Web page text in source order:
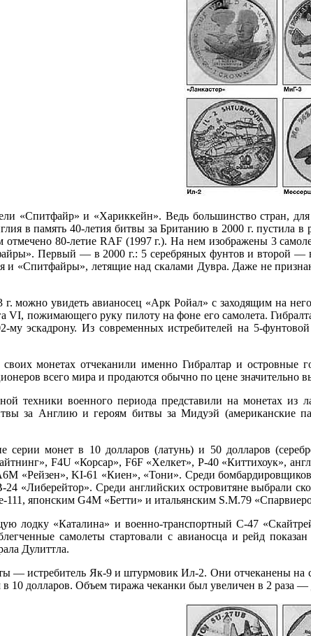
«Спитфайр» и «Хариккейн». Ведь большинство стран,
в память 40-летия битвы за Британию в 2000 г. пустила
80-летие RAF (1997 г.). На нем изображены 3
Первый — в 2000 г.: 5 серебряных фунтов и второй —
и «Спитфайры», летящие над скалами Дувра. Даже не
можно увидеть авианосец «Арк Ройал» с заходящим на
VI, пожимающего руку пилоту на фоне его самолета.
му эскадрону. Из современных истребителей на 5-
монетах отчеканили именно Гибралтар и островные
всего мира и продаются обычно по цене значительно
техники военного периода представили на монетах из
за Англию и героям битвы за Мидуэй (американские
монет в 10 долларов (латунь) и 50 долларов
F4U «Корсар», F6F «Хелкет», Р-40 «Киттихоук»,
«Рейзен», KI-61 «Киен», «Тони». Среди
«Либерейтор». Среди английских островитяне выбрали
японским G4M «Бетти» и итальянским S.M.79
лодку «Каталина» и военно-транспортный С-47
самолеты стартовали с авианосца и рейд
Дулиттла.
— истребитель Як-9 и штурмовик Ил-2. Они отчеканены на
10 долларов. Объем тиража чеканки был увеличен в 2 раза —